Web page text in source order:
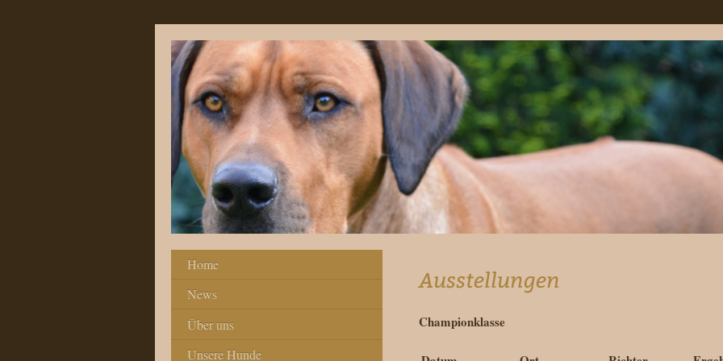
Ausstellungen
Championklasse
Home
News
Über uns
Unsere Hunde